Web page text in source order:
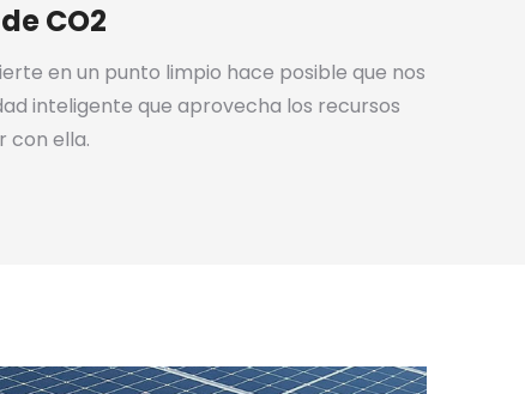
CO2
en un punto limpio hace posible que nos
inteligente que aprovecha los recursos
con ella.